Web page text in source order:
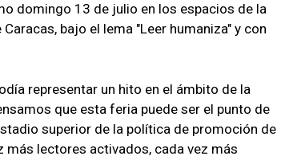
domingo 13 de julio en los espacios de la
bajo el lema "Leer humaniza" y con
representar un hito en el ámbito de la
que esta feria puede ser el punto de
superior de la política de promoción de
más lectores activados, cada vez más